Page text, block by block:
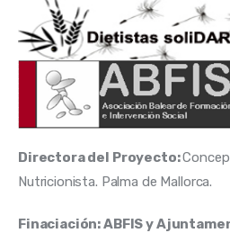
Directora del Proyecto:
Nutricionista. Palma de Mallorca.
Finaciación: ABFIS y